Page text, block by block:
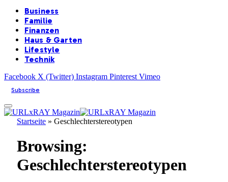
Business
Familie
Finanzen
Haus & Garten
Lifestyle
Technik
Facebook X (Twitter) Instagram Pinterest Vimeo
Subscribe
Startseite » Geschlechterstereotypen
Browsing:
Geschlechterstereotypen